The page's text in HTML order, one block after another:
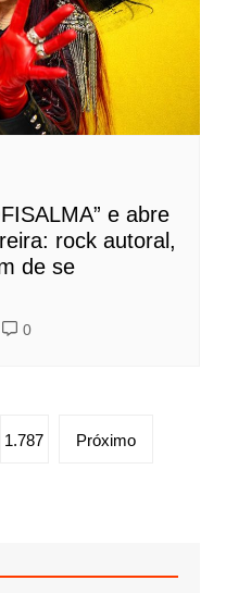
e abre
rock autoral,
de se
0
1.787 Próximo